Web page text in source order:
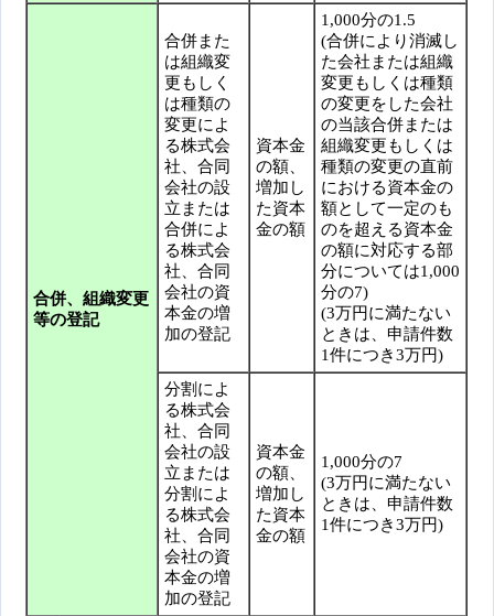
合併、組織変更
等の登記
合併また
は組織変
更もしく
は種類の
変更によ
る株式会
社、合同
会社の設
立または
合併によ
る株式会
社、合同
会社の資
本金の増
加の登記
資本金
の額、
増加し
た資本
金の額
1,000分の1.5
(合併により消滅し
た会社または組織
変更もしくは種類
の変更をした会社
の当該合併または
組織変更もしくは
種類の変更の直前
における資本金の
額として一定のも
のを超える資本金
の額に対応する部
分については1,000
分の7)
(3万円に満たない
ときは、申請件数
1件につき3万円)
分割によ
る株式会
社、合同
会社の設
立または
分割によ
る株式会
社、合同
会社の資
本金の増
加の登記
資本金
の額、
増加し
た資本
金の額
1,000分の7
(3万円に満たない
ときは、申請件数
1件につき3万円)